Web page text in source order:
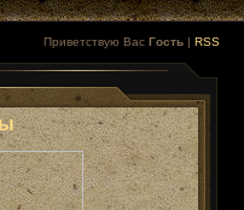
Приветствую Вас Гость | RSS